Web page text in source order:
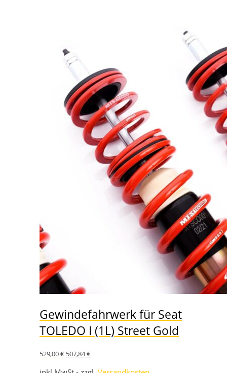
Gewindefahrwerk für Seat
TOLEDO I (1L) Street Gold
529,00€ Ursprünglicher
war:
507,84€Aktueller
ist: